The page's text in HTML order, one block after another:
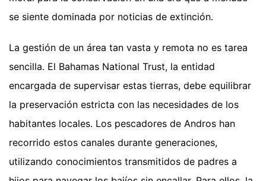
se siente dominada por noticias de extinción.
La gestión de un área tan vasta y remota no es tarea
sencilla. El Bahamas National Trust, la entidad
encargada de supervisar estas tierras, debe equilibrar
la preservación estricta con las necesidades de los
habitantes locales. Los pescadores de Andros han
recorrido estos canales durante generaciones,
utilizando conocimientos transmitidos de padres a